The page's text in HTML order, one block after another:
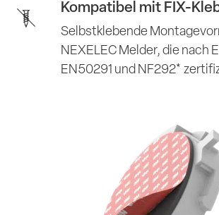
Kompatibel mit FIX-
Selbstklebende
NEXELEC Melder, die nach
EN50291 und NF292*